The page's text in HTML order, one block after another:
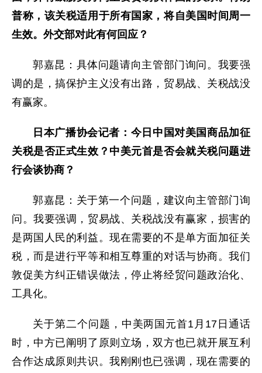
普称，该关税适用于所有国家，将自美国时间周一
生效。外交部对此有何回应？
郭嘉昆：具体问题请向主管部门询问。我要强
调的是，搞保护主义没有出路，贸易战、关税战没
有赢家。
日本广播协会记者：今日中国对美国商品加征
关税是否正式生效？中美元首是否会就关税问题进
行会谈协商？
郭嘉昆：关于第一个问题，建议向主管部门询
问。我要强调，贸易战、关税战没有赢家，损害的
是两国人民的利益。现在需要的不是单方面加征关
税，而是进行平等和相互尊重的对话与协商。我们
敦促美方纠正错误做法，停止将经贸问题政治化、
工具化。
关于第二个问题，中美两国元首1月17日通话
时，中方已阐明了原则立场，双方也已就开展互利
合作达成原则共识。我刚刚也已强调，现在需要的